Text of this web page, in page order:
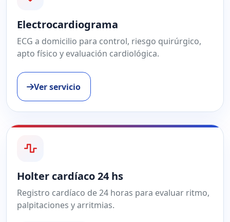
Electrocardiograma
ECG a domicilio para control, riesgo quirúrgico,
apto físico y evaluación cardiológica.
Ver servicio
Holter cardíaco 24 hs
Registro cardíaco de 24 horas para evaluar ritmo,
palpitaciones y arritmias.